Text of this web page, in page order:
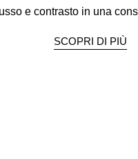
e contrasto in una
SCOPRI DI PIÙ